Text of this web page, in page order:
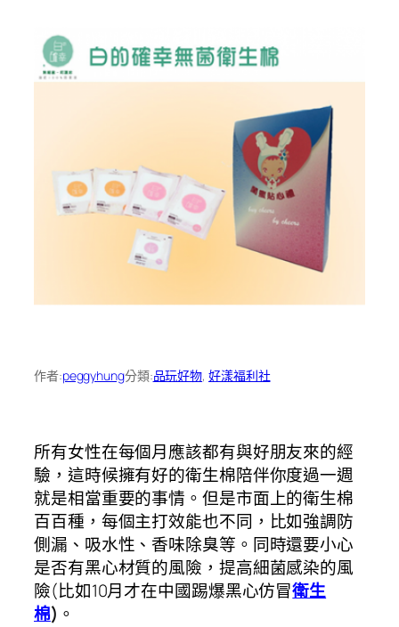
作者:peggyhung分類:品玩好物, 好漾福利社
所有女性在每個月應該都有與好朋友來的經
驗，這時候擁有好的衛生棉陪伴你度過一週
就是相當重要的事情。但是市面上的衛生棉
百百種，每個主打效能也不同，比如強調防
側漏、吸水性、香味除臭等。同時還要小心
是否有黑心材質的風險，提高細菌感染的風
險(比如10月才在中國踢爆黑心仿冒衛生
棉) 。